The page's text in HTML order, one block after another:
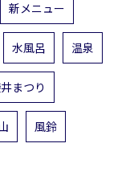
新メニュー
水風呂 温泉
まつり
風鈴